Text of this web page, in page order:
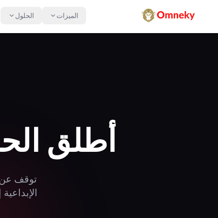
الميزات الحلول
أطلق
توقف عن